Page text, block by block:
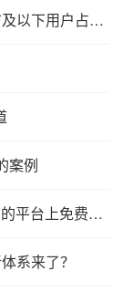
QuestMobile安卓终端报告：三四线城市及以下用户占比过半，女性用户集中在OPPO、vivo渠道
案例
预算不够没关系，手把手教你在7亿用户的平台上免费推广
系来了？